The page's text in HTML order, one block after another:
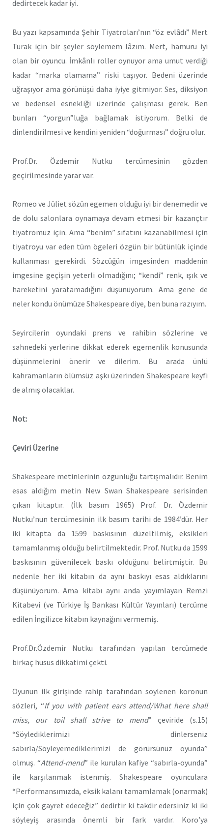
dedirtecek kadar iyi.
Bu yazı kapsamında Şehir Tiyatroları’nın “öz evlâdı” Mert
Turak için bir şeyler söylemem lâzım. Mert, hamuru iyi
olan bir oyuncu. İmkânlı roller oynuyor ama umut verdiği
kadar “marka olamama” riski taşıyor. Bedeni üzerinde
uğraşıyor ama görünüşü daha iyiye gitmiyor. Ses, diksiyon
ve bedensel esnekliği üzerinde çalışması gerek. Ben
bunları “yorgun”luğa bağlamak istiyorum. Belki de
dinlendirilmesi ve kendini yeniden “doğurması” doğru olur.
Prof.Dr. Özdemir Nutku tercümesinin gözden
geçirilmesinde yarar var.
Romeo ve Jüliet sözün egemen olduğu iyi bir denemedir ve
de dolu salonlara oynamaya devam etmesi bir kazançtır
tiyatromuz için. Ama “benim” sıfatını kazanabilmesi için
tiyatroyu var eden tüm ögeleri özgün bir bütünlük içinde
kullanması gerekirdi. Sözcüğün imgesinden maddenin
imgesine geçişin yeterli olmadığını; “kendi” renk, ışık ve
hareketini yaratamadığını düşünüyorum. Ama gene de
neler kondu önümüze Shakespeare diye, ben buna razıyım.
Seyircilerin oyundaki prens ve rahibin sözlerine ve
sahnedeki yerlerine dikkat ederek egemenlik konusunda
düşünmelerini önerir ve dilerim. Bu arada ünlü
kahramanların ölümsüz aşkı üzerinden Shakespeare keyfi
de almış olacaklar.
Not:
Çeviri Üzerine
Shakespeare metinlerinin özgünlüğü tartışmalıdır. Benim
esas aldığım metin New Swan Shakespeare serisinden
çıkan kitaptır. (İlk basım 1965) Prof. Dr. Özdemir
Nutku’nun tercümesinin ilk basım tarihi de 1984’dür. Her
iki kitapta da 1599 baskısının düzeltilmiş, eksikleri
tamamlanmış olduğu belirtilmektedir. Prof. Nutku da 1599
baskısının güvenilecek baskı olduğunu belirtmiştir. Bu
nedenle her iki kitabın da aynı baskıyı esas aldıklarını
düşünüyorum. Ama kitabı aynı anda yayımlayan Remzi
Kitabevi (ve Türkiye İş Bankası Kültür Yayınları) tercüme
edilen İngilizce kitabın kaynağını vermemiş.
Prof.Dr.Özdemir Nutku tarafından yapılan tercümede
birkaç husus dikkatimi çekti.
Oyunun ilk girişinde rahip tarafından söylenen koronun
sözleri, “If you with patient ears attend/What here shall
miss, our toil shall strive to mend” çeviride (s.15)
“Söylediklerimizi dinlerseniz
sabırla/Söyleyemediklerimizi de görürsünüz oyunda”
olmuş. “Attend-mend” ile kurulan kafiye “sabırla-oyunda”
ile karşılanmak istenmiş. Shakespeare oyunculara
“Performansımızda, eksik kalanı tamamlamak (onarmak)
için çok gayret edeceğiz” dedirtir ki takdir edersiniz ki iki
söyleyiş arasında önemli bir fark vardır. Koro’ya